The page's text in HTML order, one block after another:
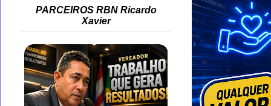
PARCEIROS RBN Ricardo
Xavier